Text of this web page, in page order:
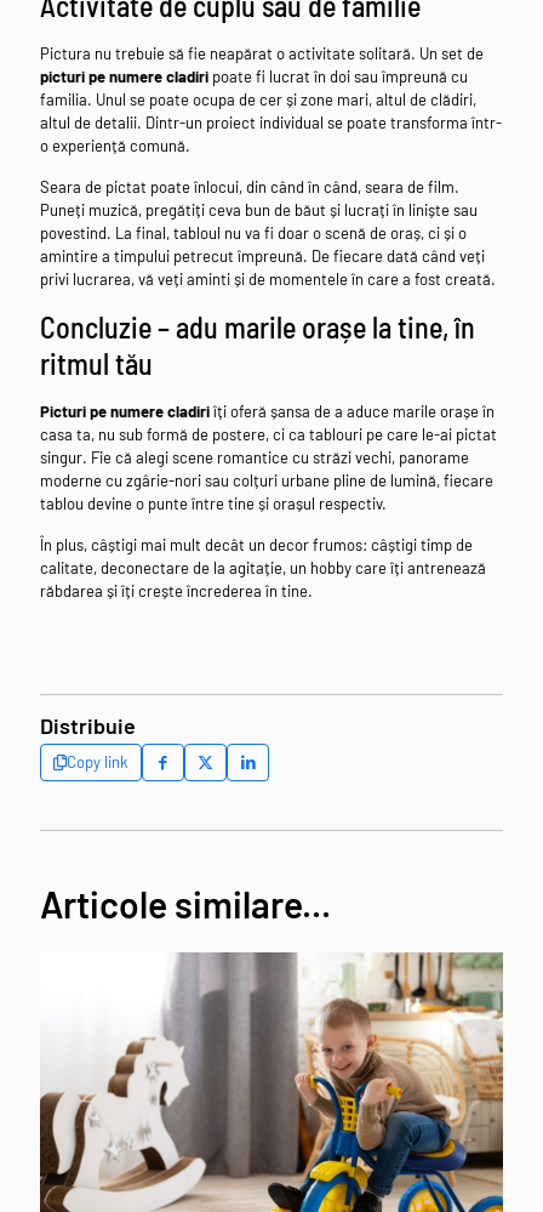
Pictura nu trebuie să fie neapărat o activitate solitară. Un set de
picturi pe numere cladiri poate fi lucrat în doi sau împreună cu
familia. Unul se poate ocupa de cer și zone mari, altul de clădiri,
altul de detalii. Dintr-un proiect individual se poate transforma într-
o experiență comună.
Seara de pictat poate înlocui, din când în când, seara de film.
Puneți muzică, pregătiți ceva bun de băut și lucrați în liniște sau
povestind. La final, tabloul nu va fi doar o scenă de oraș, ci și o
amintire a timpului petrecut împreună. De fiecare dată când veți
privi lucrarea, vă veți aminti și de momentele în care a fost creată.
Concluzie – adu marile orașe la tine, în
ritmul tău
Picturi pe numere cladiriîți oferă șansa de a aduce marile orașe în
casa ta, nu sub formă de postere, ci ca tablouri pe care le-ai pictat
singur. Fie că alegi scene romantice cu străzi vechi, panorame
moderne cu zgârie-nori sau colțuri urbane pline de lumină, fiecare
tablou devine o punte între tine și orașul respectiv.
În plus, câștigi mai mult decât un decor frumos: câștigi timp de
calitate, deconectare de la agitație, un hobby care îți antrenează
răbdarea și îți crește încrederea în tine.
Distribuie
Copy link
Articole similare...